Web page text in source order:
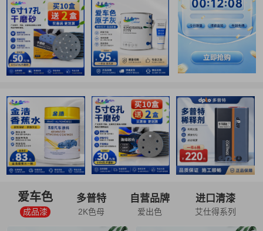
爱车色
成品漆
多普特
2K色母
自营品牌
爱出色
进口清漆
艾仕得系列